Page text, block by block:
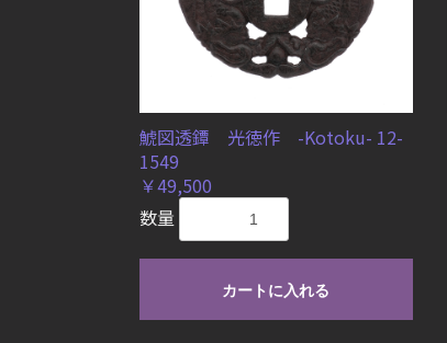
鯱図透鐔 光徳作 -Kotoku- 12-
1549
￥49,500
数量
カートに入れる